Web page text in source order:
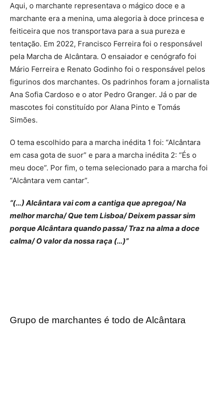
Aqui, o marchante representava o mágico doce e a
marchante era a menina, uma alegoria à doce princesa e
feiticeira que nos transportava para a sua pureza e
tentação. Em 2022, Francisco Ferreira foi o responsável
pela Marcha de Alcântara. O ensaiador e cenógrafo foi
Mário Ferreira e Renato Godinho foi o responsável pelos
figurinos dos marchantes. Os padrinhos foram a jornalista
Ana Sofia Cardoso e o ator Pedro Granger. Já o par de
mascotes foi constituído por Alana Pinto e Tomás
Simões.
O tema escolhido para a marcha inédita 1 foi: “Alcântara
em casa gota de suor” e para a marcha inédita 2: “És o
meu doce”. Por fim, o tema selecionado para a marcha foi
“Alcântara vem cantar”.
“(…) Alcântara vai com a cantiga que apregoa/ Na
melhor marcha/ Que tem Lisboa/ Deixem passar sim
porque Alcântara quando passa/ Traz na alma a doce
calma/ O valor da nossa raça (…)”
Grupo de marchantes é todo de Alcântara